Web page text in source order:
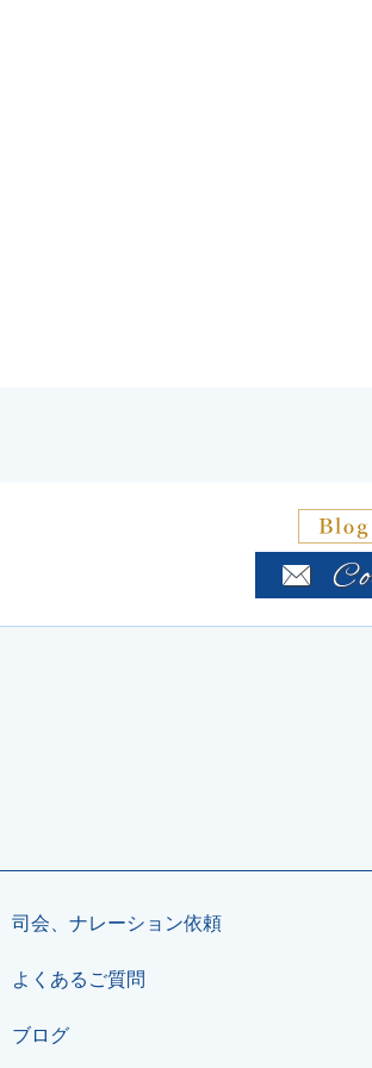
司会、ナレーション依頼
よくあるご質問
ブログ